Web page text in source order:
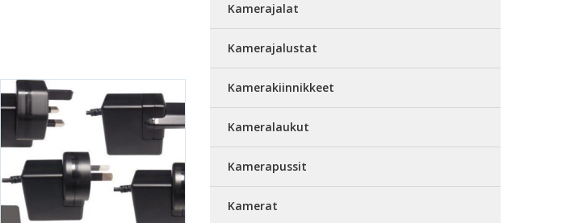
Kamerajalat
Kamerajalustat
Kamerakiinnikkeet
Kameralaukut
Kamerapussit
Kamerat